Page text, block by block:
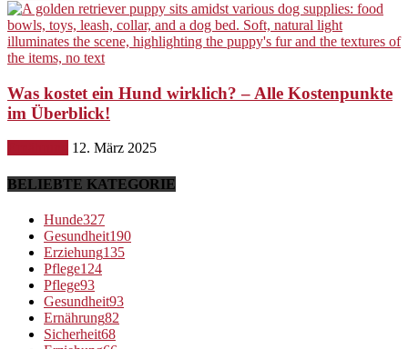
Was kostet ein Hund wirklich? – Alle Kostenpunkte
im Überblick!
12. März 2025
BELIEBTE KATEGORIE
Hunde327
Gesundheit190
Erziehung135
Pflege124
Pflege93
Gesundheit93
Ernährung82
Sicherheit68